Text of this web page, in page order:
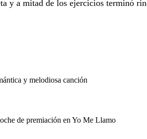
y a mitad de los ejercicios terminó
y melodiosa canción
de premiación en Yo Me Llamo